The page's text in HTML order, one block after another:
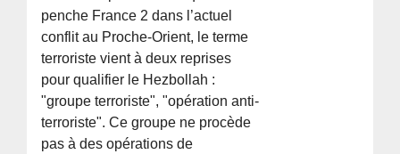
penche France 2 dans l’actuel
conflit au Proche-Orient, le terme
terroriste vient à deux reprises
pour qualifier le Hezbollah :
"groupe terroriste", "opération anti-
terroriste". Ce groupe ne procède
pas à des opérations de